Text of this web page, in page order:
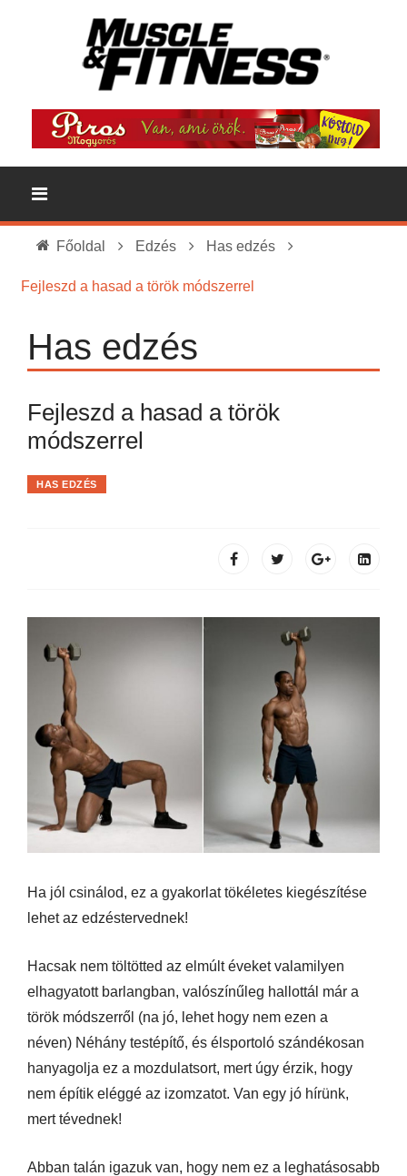
Főoldal Edzés Has edzés
Fejleszd a hasad a török módszerrel
Has edzés
Fejleszd a hasad a török
módszerrel
HAS EDZÉS
Ha jól csinálod, ez a gyakorlat tökéletes kiegészítése
lehet az edzéstervednek!
Hacsak nem töltötted az elmúlt éveket valamilyen
elhagyatott barlangban, valószínűleg hallottál már a
török módszerről (na jó, lehet hogy nem ezen a
néven) Néhány testépítő, és élsportoló szándékosan
hanyagolja ez a mozdulatsort, mert úgy érzik, hogy
nem építik eléggé az izomzatot. Van egy jó hírünk,
mert tévednek!
Abban talán igazuk van, hogy nem ez a leghatásosabb